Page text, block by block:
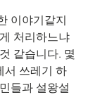
이야기같지
처리하느냐
같습니다. 몇
서 쓰레기 하
들과 설왕설